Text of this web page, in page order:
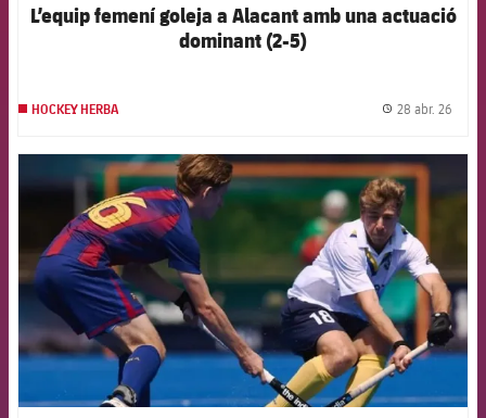
L’equip femení goleja a Alacant amb una actuació
dominant (2-5)
HOCKEY HERBA 28 abr. 26
FCB Barcelona badge